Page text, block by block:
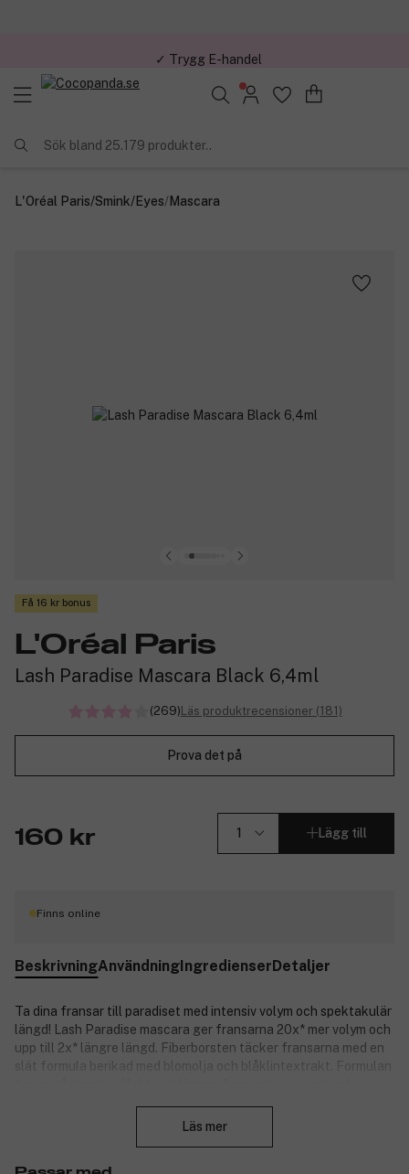
Sök bland 25.179 produkter..
L'Oréal Paris/Smink/Eyes/Mascara
Få 16 kr bonus
L'Oréal Paris
Lash Paradise Mascara Black 6,4ml
(269)Läs produktrecensioner (181)
Prova det på
160 kr Lägg till
Finns online
BeskrivningAnvändningIngredienserDetaljer
Ta dina fransar till paradiset med intensiv volym och spektakulär
längd! Lash Paradise mascara ger fransarna 20x* mer volym och
upp till 2x* längre längd. Fiberborsten täcker fransarna med en
slät formula berikad med blomolja och blåklintextrakt. Formulan
för känsliga ögon. *Instrumentellt test på 24 personer..
3097803
Läs mer